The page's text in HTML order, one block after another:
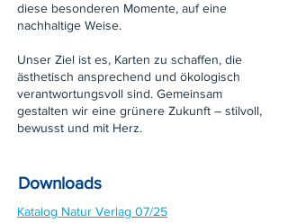
diese besonderen Momente, auf eine
nachhaltige Weise.
Unser Ziel ist es, Karten zu schaffen, die
ästhetisch ansprechend und ökologisch
verantwortungsvoll sind. Gemeinsam
gestalten wir eine grünere Zukunft – stilvoll,
bewusst und mit Herz.
Downloads
Katalog Natur Verlag 07/25